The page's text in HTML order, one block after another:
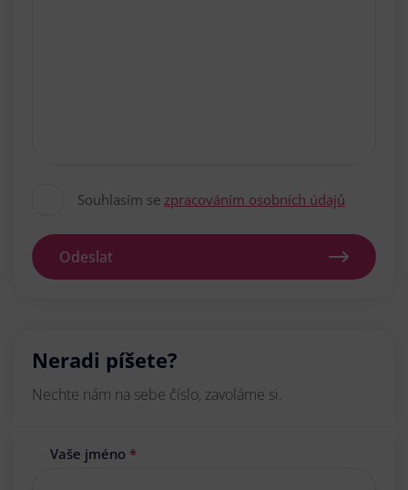
Souhlasím se zpracováním osobních údajů
Odeslat
Neradi píšete?
Nechte nám na sebe číslo, zavoláme si.
Vaše jméno *